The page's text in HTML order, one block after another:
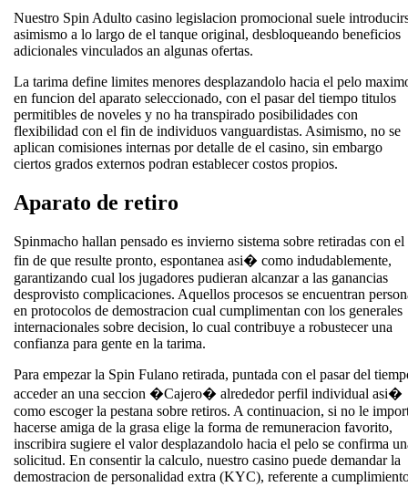
Nuestro Spin Adulto casino legislacion promocional suele
asimismo a lo largo de el tanque original, desbloqueando beneficios
adicionales vinculados an algunas ofertas.
La tarima define limites menores desplazandolo hacia el pelo
en funcion del aparato seleccionado, con el pasar del tiempo titulos
permitibles de noveles y no ha transpirado posibilidades con
flexibilidad con el fin de individuos vanguardistas. Asimismo, no se
aplican comisiones internas por detalle de el casino, sin embargo
ciertos grados externos podran establecer costos propios.
Aparato de retiro
Spinmacho hallan pensado es invierno sistema sobre retiradas con el
fin de que resulte pronto, espontanea asi� como indudablemente,
garantizando cual los jugadores pudieran alcanzar a las ganancias
desprovisto complicaciones. Aquellos procesos se encuentran
en protocolos de demostracion cual cumplimentan con los generales
internacionales sobre decision, lo cual contribuye a robustecer una
confianza para gente en la tarima.
Para empezar la Spin Fulano retirada, puntada con el pasar del
acceder an una seccion �Cajero� alrededor perfil individual asi�
como escoger la pestana sobre retiros. A continuacion, si no le
hacerse amiga de la grasa elige la forma de remuneracion favorito,
inscribira sugiere el valor desplazandolo hacia el pelo se confirma
solicitud. En consentir la calculo, nuestro casino puede demandar la
demostracion de personalidad extra (KYC), referente a